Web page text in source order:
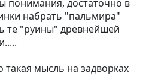
понимания, достаточно в
набрать "пальмира"
те "руины" древнейшей
такая мысль на задворках